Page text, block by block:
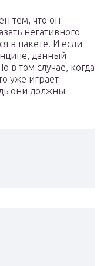
тем, что он
негативного
в пакете. И если
данный
в том случае, когда
уже играет
они должны